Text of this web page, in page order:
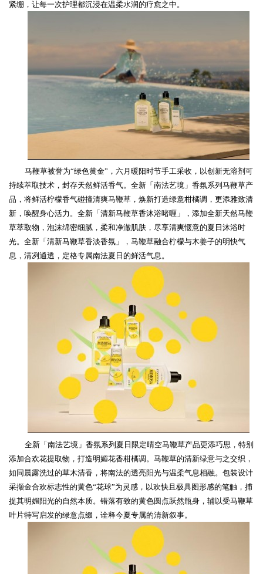
紧绷， 让每一次护理都沉浸在温柔水润的疗愈之中。
马鞭草被誉为“绿色黄金” ，六月暖阳时节手工采收，以创新无溶剂可
持续萃取技术，封存天然鲜活香气。全新 「南法艺境」香氛系列马鞭草产
品，将鲜活柠檬香气碰撞清爽马鞭草，焕新打造绿意柑橘调，更添雅致清
新，唤醒身心活力。 全新「清新马鞭草香沐浴啫喱」， 添加全新天然马鞭
草萃取物，泡沫绵密细腻，柔和净澈肌肤，尽享清爽惬意的夏日沐浴时
光。 全新「清新马鞭草香淡香氛」，马鞭草融合柠檬与木姜子的明快气
息，清冽通透，定格专属南法夏日的鲜活气息。
全新「南法艺境」香氛系列 夏日限定晴空马鞭草产品更添巧思，特别
添加合欢花提取物，打造明媚花香柑橘调。马鞭草的清新绿意与之交织，
如同晨露洗过的草木清香，将南法的透亮阳光与温柔气息相融。包装设计
采撷金合欢标志性的黄色“花球”为灵感，以欢快且极具图形感的笔触，捕
捉其明媚阳光的自然本质。错落有致的黄色圆点跃然瓶身，辅以受马鞭草
叶片特写启发的绿意点缀，诠释今夏专属的清新叙事。